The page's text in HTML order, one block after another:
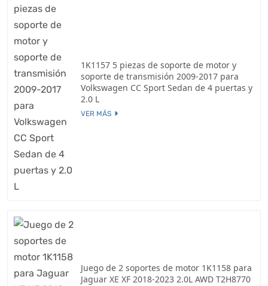
1K1157 5 piezas de soporte de motor y
soporte de transmisión 2009-2017 para
Volkswagen CC Sport Sedan de 4 puertas y
2.0 L
VER MÁS
Juego de 2 soportes de motor 1K1158 para
Jaguar XE XF 2018-2023 2.0L AWD T2H8770